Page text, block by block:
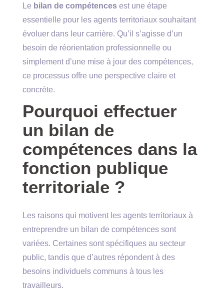
Le bilan de compétences est une étape
essentielle pour les agents territoriaux souhaitant
évoluer dans leur carrière. Qu’il s’agisse d’un
besoin de réorientation professionnelle ou
simplement d’une mise à jour des compétences,
ce processus offre une perspective claire et
concrète.
Pourquoi effectuer
un bilan de
compétences dans la
fonction publique
territoriale ?
Les raisons qui motivent les agents territoriaux à
entreprendre un bilan de compétences sont
variées. Certaines sont spécifiques au secteur
public, tandis que d’autres répondent à des
besoins individuels communs à tous les
travailleurs.